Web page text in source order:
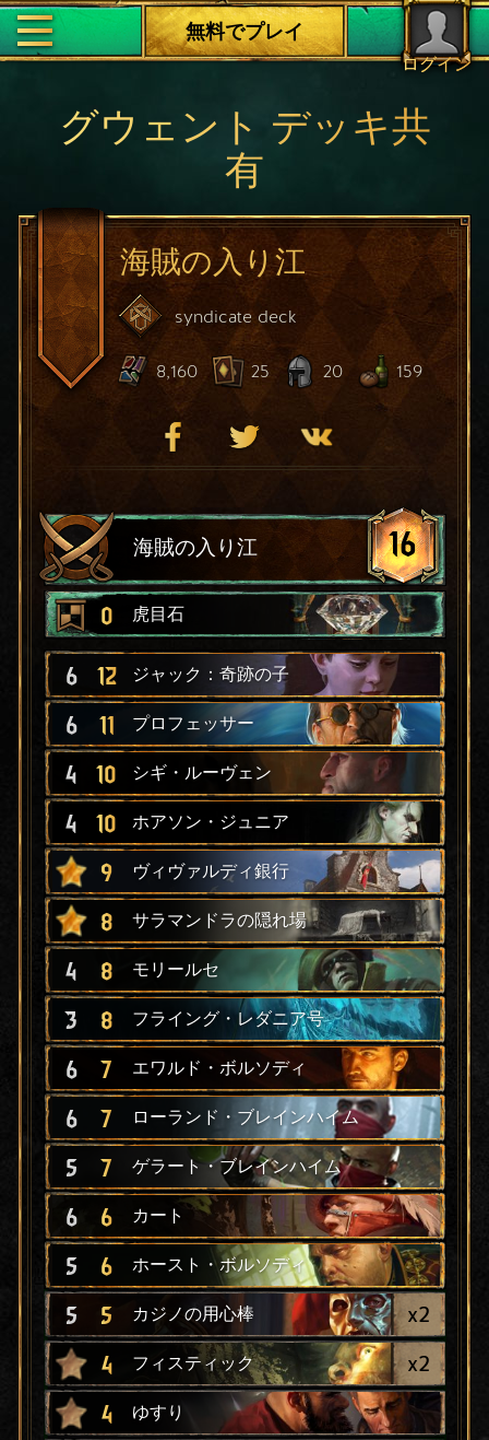
ログイン
無料でプレイ
グウェント デッキ共
有
海賊の入り江
syndicate deck
8,160 25 20 159
海賊の入り江 16
0 虎目石
6 12 ジャック：奇跡の子
6 11 プロフェッサー
4 10 シギ・ルーヴェン
4 10 ホアソン・ジュニア
9 ヴィヴァルディ銀行
8 サラマンドラの隠れ場
4 8 モリールセ
3 8 フライング・レダニア号
6 7 エワルド・ボルソディ
6 7 ローランド・ブレインハイム
5 7 ゲラート・ブレインハイム
6 6 カート
5 6 ホースト・ボルソディ
5 5 カジノの用心棒 x2
4 フィスティック x2
4 ゆすり